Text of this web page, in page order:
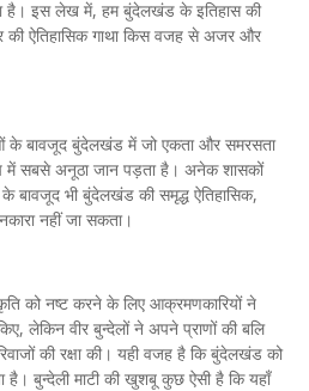
है। इस लेख में, हम बुंदेलखंड के इतिहास की
की ऐतिहासिक गाथा किस वजह से अजर और
के बावजूद बुंदेलखंड में जो एकता और समरसता
सबसे अनूठा जान पड़ता है। अनेक शासकों
बावजूद भी बुंदेलखंड की समृद्ध ऐतिहासिक,
नहीं जा सकता।
को नष्ट करने के लिए आक्रमणकारियों ने
लेकिन वीर बुन्देलों ने अपने प्राणों की बलि
की रक्षा की। यही वजह है कि बुंदेलखंड को
है। बुन्देली माटी की खुशबू कुछ ऐसी है कि यहाँ